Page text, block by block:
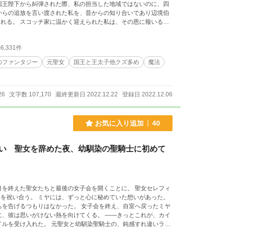
陛下から糾弾された際、私の担当した地域ではないのに、四
の追放を言い渡された私を、昔からの知り合いであり辺境伯
る。 スコッチ家に温かく迎えられた私は、その恩に報いる為
活動を行い始める。 新しい暮らしに慣れ始めた頃には、私
子殿下から連絡がくるようになり…。 ※史実とは関係ない異
者の都合の良い世界観や設定であるとご了承いただいた上
件
ファンタジー 元聖女 国王と王太子他クズ多め
魔法
文字数 107,170 最終更新日 2022.12.22 登録日 2022.12.06
お気に入り追加 40
聖女を辞めた夜、幼馴染の聖騎士に初めて
終えた聖女たちと最後の女子会を開くことに。 聖女セレフィ
た想いがあった。
。 女子会を終え、自室へ戻ったミヤ
彼は思いがけない熱を向けてくる。 ――きっとこれが、カイ
騎士の、鈍感すれ違いラ